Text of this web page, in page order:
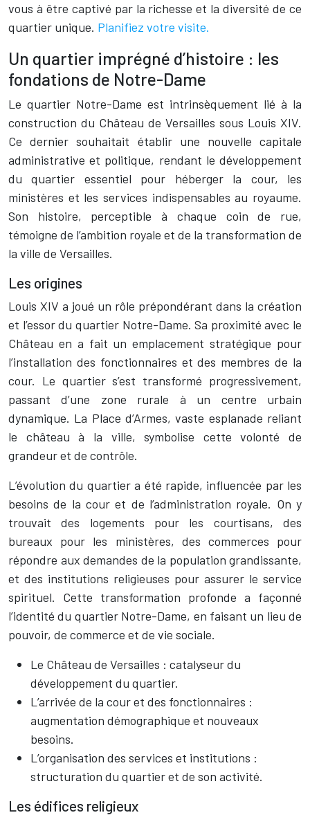
vous à être captivé par la richesse et la diversité de ce
quartier unique. Planifiez votre visite.
Un quartier imprégné d’histoire : les
fondations de Notre-Dame
Le quartier Notre-Dame est intrinsèquement lié à la
construction du Château de Versailles sous Louis XIV.
Ce dernier souhaitait établir une nouvelle capitale
administrative et politique, rendant le développement
du quartier essentiel pour héberger la cour, les
ministères et les services indispensables au royaume.
Son histoire, perceptible à chaque coin de rue,
témoigne de l’ambition royale et de la transformation de
la ville de Versailles.
Les origines
Louis XIV a joué un rôle prépondérant dans la création
et l’essor du quartier Notre-Dame. Sa proximité avec le
Château en a fait un emplacement stratégique pour
l’installation des fonctionnaires et des membres de la
cour. Le quartier s’est transformé progressivement,
passant d’une zone rurale à un centre urbain
dynamique. La Place d’Armes, vaste esplanade reliant
le château à la ville, symbolise cette volonté de
grandeur et de contrôle.
L’évolution du quartier a été rapide, influencée par les
besoins de la cour et de l’administration royale. On y
trouvait des logements pour les courtisans, des
bureaux pour les ministères, des commerces pour
répondre aux demandes de la population grandissante,
et des institutions religieuses pour assurer le service
spirituel. Cette transformation profonde a façonné
l’identité du quartier Notre-Dame, en faisant un lieu de
pouvoir, de commerce et de vie sociale.
Le Château de Versailles : catalyseur du
développement du quartier.
L’arrivée de la cour et des fonctionnaires :
augmentation démographique et nouveaux
besoins.
L’organisation des services et institutions :
structuration du quartier et de son activité.
Les édifices religieux